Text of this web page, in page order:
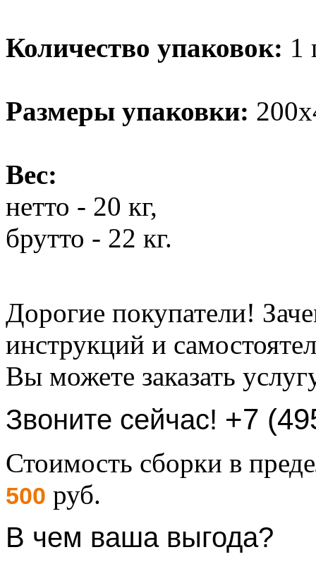
Количество упаковок: 1
Размеры упаковки:
Вес:
нетто - 20 кг,
брутто - 22 кг.
Дорогие покупатели!
инструкций и
Вы можете заказать
Звоните сейчас! +7
Стоимость сборки в
500 руб.
В чем ваша выгода?